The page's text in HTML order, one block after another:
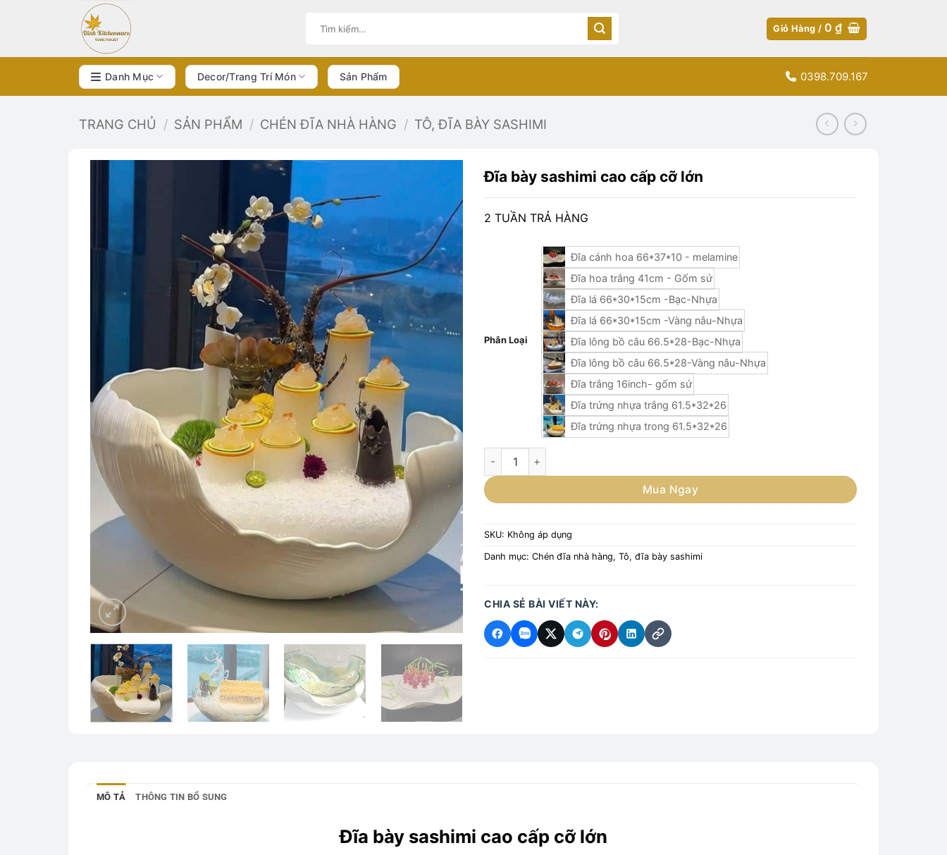
dung
Tìm
Giỏ Hàng / 0₫
Danh Mục Decor/Trang Trí Món Sản Phẩm 0398.709.167
TRANG CHỦ / SẢN PHẨM / CHÉN ĐĨA NHÀ HÀNG / TÔ, ĐĨA BÀY SASHIMI
Đĩa bày sashimi cao cấp cỡ lớn
2 TUẦN TRẢ HÀNG
Phân Loại
Đĩa cánh hoa 66*37*10 - melamine
Đĩa hoa trắng 41cm - Gốm sứ
Đĩa lá 66*30*15cm -Bạc-Nhựa
Đĩa lá 66*30*15cm -Vàng nâu-Nhựa
Đĩa lông bồ câu 66.5*28-Bạc-Nhựa
Đĩa lông bồ câu 66.5*28-Vàng nâu-Nhựa
Đĩa trắng 16inch- gốm sứ
Đĩa trứng nhựa trắng 61.5*32*26
Đĩa trứng nhựa trong 61.5*32*26
Đĩa bày sashimi cao cấp cỡ lớn số lượng
Mua Ngay
SKU: Không áp dụng
Danh mục: Chén đĩa nhà hàng, Tô, đĩa bày sashimi
CHIA SẺ BÀI VIẾT NÀY:
MÔ TẢ THÔNG TIN BỔ SUNG
Đĩa bày sashimi cao cấp cỡ lớn